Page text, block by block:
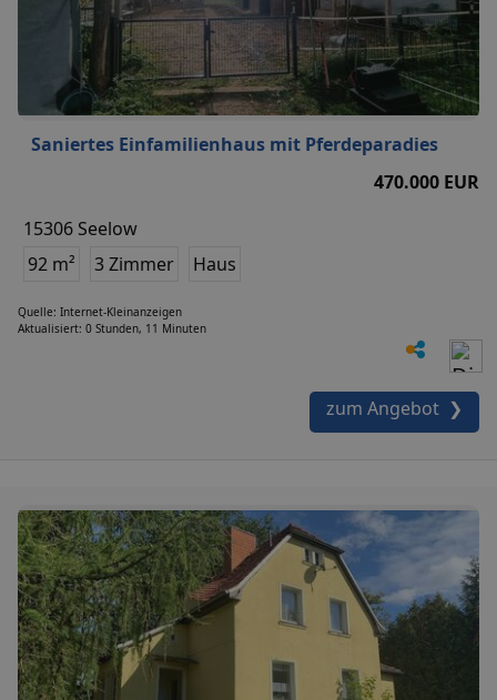
Saniertes Einfamilienhaus mit Pferdeparadies
470.000 EUR
15306 Seelow
92 m²
3 Zimmer Haus
Quelle: Internet-Kleinanzeigen
Aktualisiert: 0 Stunden, 11 Minuten
zum Angebot ❯